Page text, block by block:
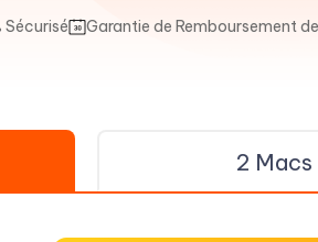
Sécurisé Garantie de Remboursement
2 Macs